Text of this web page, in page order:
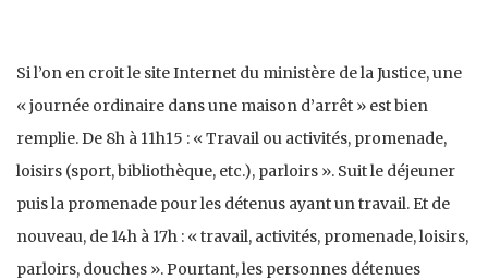
Si l’on en croit le site Internet du ministère de la Justice, une
« journée ordinaire dans une maison d’arrêt » est bien
remplie. De 8h à 11h15 : « Travail ou activités, promenade,
loisirs (sport, bibliothèque, etc.), parloirs ». Suit le déjeuner
puis la promenade pour les détenus ayant un travail. Et de
nouveau, de 14h à 17h : « travail, activités, promenade, loisirs,
parloirs, douches ». Pourtant, les personnes détenues